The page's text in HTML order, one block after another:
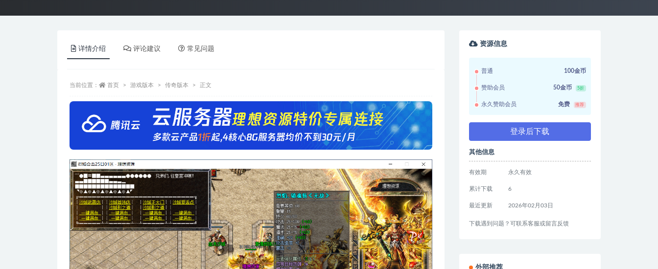
详情介绍 评论建议 常见问题
当前位置： 首页 游戏版本 传奇版本 正文
资源信息
普通 100金币
赞助会员 50金币 5折
永久赞助会员 免费 推荐
登录后下载
其他信息
有效期 永久有效
累计下载 6
最近更新 2026年02月03日
下载遇到问题？可联系客服或留言反馈
外部推荐